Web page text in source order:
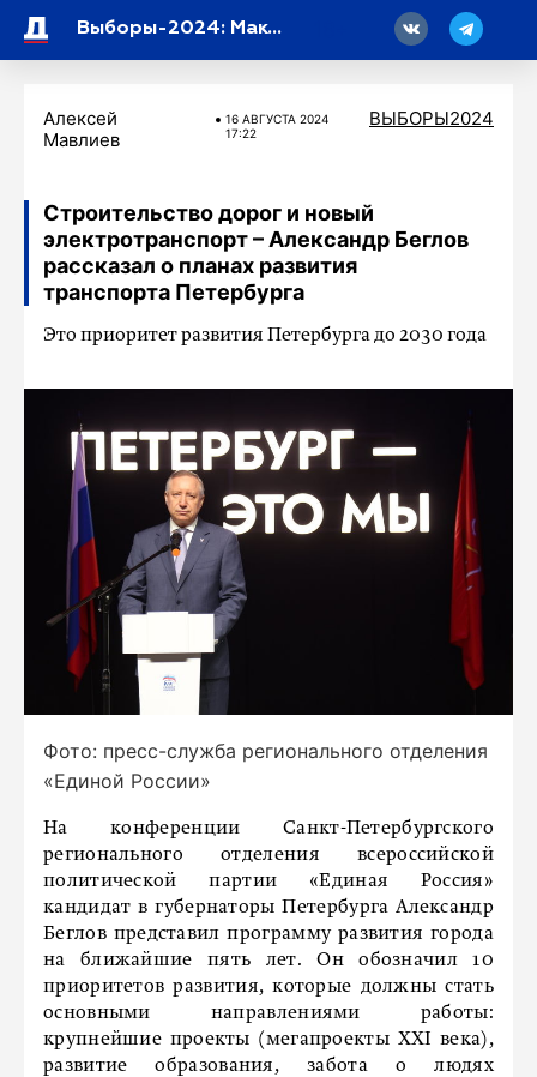
Выборы-2024: Максим Кабанов прокомментировал программу кандидата в губернаторы Александра Беглова
Алексей
Мавлиев
16 АВГУСТА 2024
17:22
ВЫБОРЫ2024
Строительство дорог и новый
электротранспорт – Александр Беглов
рассказал о планах развития
транспорта Петербурга
Это приоритет развития Петербурга до 2030 года
Фото: пресс-служба регионального отделения
«Единой России»
На конференции Санкт-Петербургского
регионального отделения всероссийской
политической партии «Единая Россия»
кандидат в губернаторы Петербурга Александр
Беглов представил программу развития города
на ближайшие пять лет. Он обозначил 10
приоритетов развития, которые должны стать
основными направлениями работы:
крупнейшие проекты (мегапроекты XXI века),
развитие образования, забота о людях